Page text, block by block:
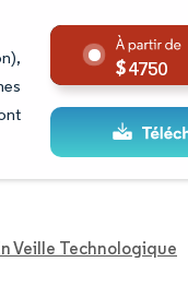
4750
Veille Technologique